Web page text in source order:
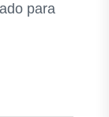
para